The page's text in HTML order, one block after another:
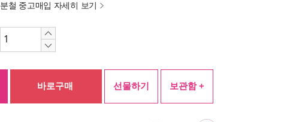
분철 중고매입 자세히 보기
바로구매 선물하기 보관함 +